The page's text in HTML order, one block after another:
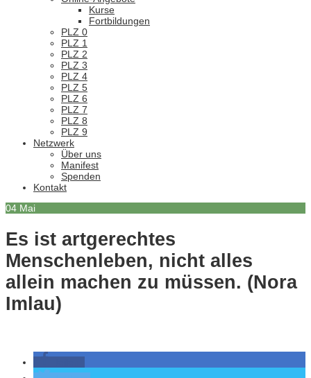
Kurse
Fortbildungen
PLZ 0
PLZ 1
PLZ 2
PLZ 3
PLZ 4
PLZ 5
PLZ 6
PLZ 7
PLZ 8
PLZ 9
Netzwerk
Über uns
Manifest
Spenden
Kontakt
04 Mai
Es ist artgerechtes
Menschenleben, nicht alles
allein machen zu müssen. (Nora
Imlau)